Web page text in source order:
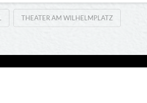
THEATER AM WILHELMPLATZ